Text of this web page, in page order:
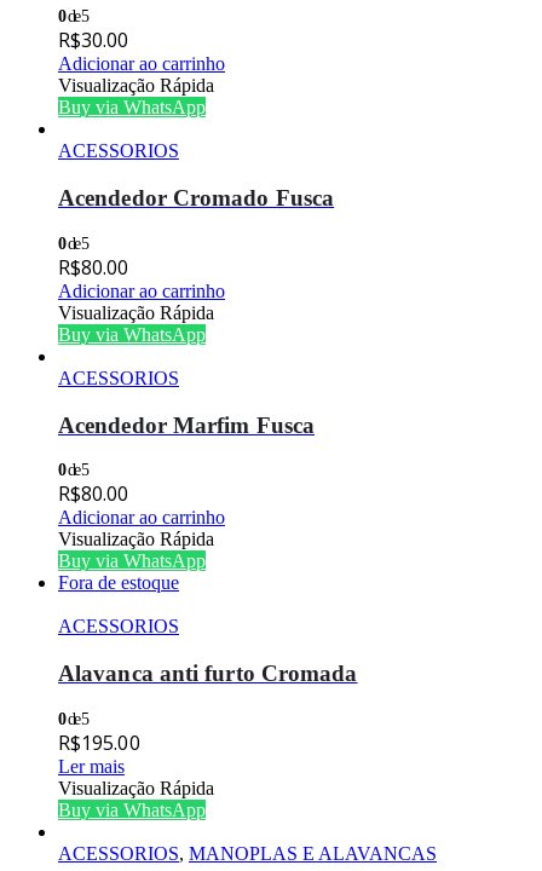
0de 5
R$30.00
Adicionar ao carrinho
Visualização Rápida
Buy via WhatsApp
ACESSORIOS
Acendedor Cromado Fusca
0de 5
R$80.00
Adicionar ao carrinho
Visualização Rápida
Buy via WhatsApp
ACESSORIOS
Acendedor Marfim Fusca
0de 5
R$80.00
Adicionar ao carrinho
Visualização Rápida
Buy via WhatsApp
Fora de estoque
ACESSORIOS
Alavanca anti furto Cromada
0de 5
R$195.00
Ler mais
Visualização Rápida
Buy via WhatsApp
ACESSORIOS, MANOPLAS E ALAVANCAS